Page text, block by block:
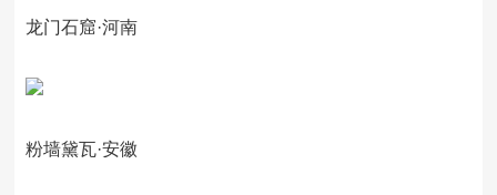
龙门石窟·河南
粉墙黛瓦·安徽